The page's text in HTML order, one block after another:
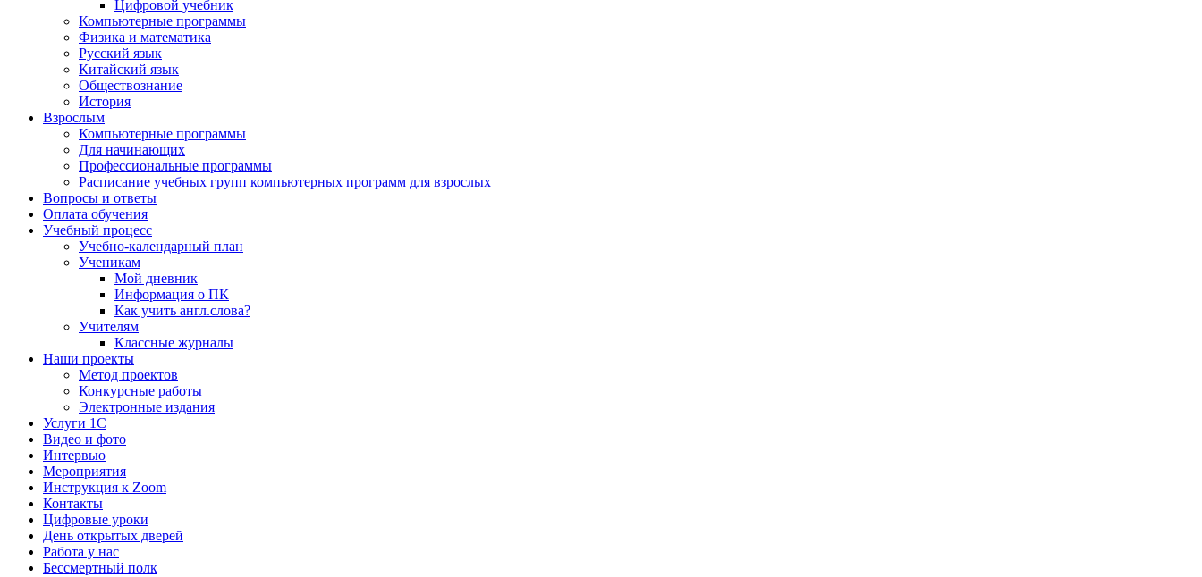
Цифровой учебник
Компьютерные программы
Физика и математика
Русский язык
Китайский язык
Обществознание
История
Взрослым
Компьютерные программы
Для начинающих
Профессиональные программы
Расписание учебных групп компьютерных программ для взрослых
Вопросы и ответы
Оплата обучения
Учебный процесс
Учебно-календарный план
Ученикам
Мой дневник
Информация о ПК
Как учить англ.слова?
Учителям
Классные журналы
Наши проекты
Метод проектов
Конкурсные работы
Электронные издания
Услуги 1C
Видео и фото
Интервью
Мероприятия
Инструкция к Zoom
Контакты
Цифровые уроки
День открытых дверей
Работа у нас
Бессмертный полк